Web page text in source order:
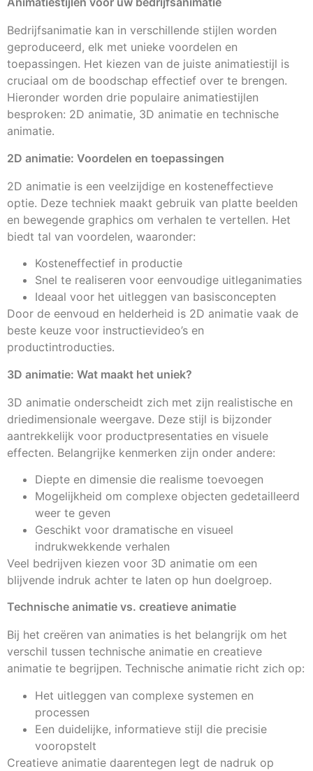
Bedrijfsanimatie kan in verschillende stijlen worden
geproduceerd, elk met unieke voordelen en
toepassingen. Het kiezen van de juiste animatiestijl is
cruciaal om de boodschap effectief over te brengen.
Hieronder worden drie populaire animatiestijlen
besproken: 2D animatie, 3D animatie en technische
animatie.
2D animatie: Voordelen en toepassingen
2D animatie is een veelzijdige en kosteneffectieve
optie. Deze techniek maakt gebruik van platte beelden
en bewegende graphics om verhalen te vertellen. Het
biedt tal van voordelen, waaronder:
Kosteneffectief in productie
Snel te realiseren voor eenvoudige uitleganimaties
Ideaal voor het uitleggen van basisconcepten
Door de eenvoud en helderheid is 2D animatie vaak de
beste keuze voor instructievideo’s en
productintroducties.
3D animatie: Wat maakt het uniek?
3D animatie onderscheidt zich met zijn realistische en
driedimensionale weergave. Deze stijl is bijzonder
aantrekkelijk voor productpresentaties en visuele
effecten. Belangrijke kenmerken zijn onder andere:
Diepte en dimensie die realisme toevoegen
Mogelijkheid om complexe objecten gedetailleerd
weer te geven
Geschikt voor dramatische en visueel
indrukwekkende verhalen
Veel bedrijven kiezen voor 3D animatie om een
blijvende indruk achter te laten op hun doelgroep.
Technische animatie vs. creatieve animatie
Bij het creëren van animaties is het belangrijk om het
verschil tussen technische animatie en creatieve
animatie te begrijpen. Technische animatie richt zich op:
Het uitleggen van complexe systemen en
processen
Een duidelijke, informatieve stijl die precisie
vooropstelt
Creatieve animatie daarentegen legt de nadruk op